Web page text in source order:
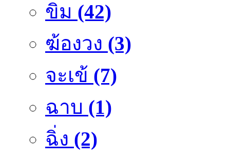
ขิม (42)
ฆ้องวง (3)
จะเข้ (7)
ฉาบ (1)
ฉิ่ง (2)